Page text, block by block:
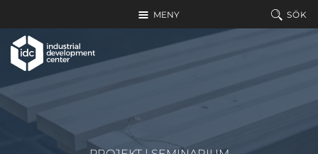
MENY SÖK